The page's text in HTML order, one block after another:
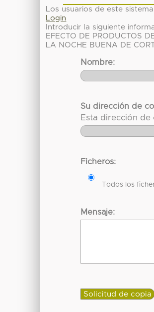
Los usuarios de este
Login
Introducir la siguiente
EFECTO DE PRODUCTOS
LA NOCHE BUENA DE
Nombre:
Su dirección de
Esta dirección
Ficheros:
Todos los
Mensaje: